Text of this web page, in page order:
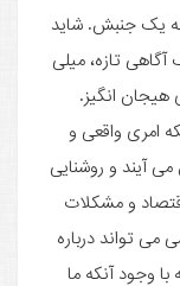
یک جنبش. شاید
تازه، میلی
هیجان انگیز.
امری واقعی و
آیند و روشنایی
اقتصاد و مشکلات
تواند درباره
وجود آنکه ما